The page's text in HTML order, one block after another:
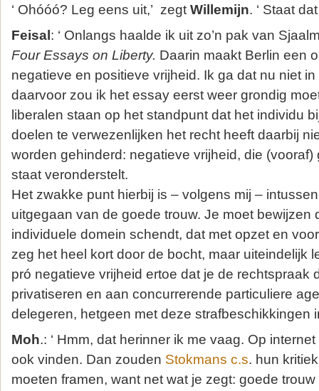
‘ Ohóóó? Leg eens uit,’ zegt Willemijn. ‘ Staat
Feisal : ‘ Onlangs haalde ik uit zo’n pak van
Four Essays on Liberty. Daarin maakt Berlin een
negatieve en positieve vrijheid. Ik ga dat nu niet
daarvoor zou ik het essay eerst weer grondig
liberalen staan op het standpunt dat het individu
doelen te verwezenlijken het recht heeft daarbij
worden gehinderd: negatieve vrijheid, die
staat veronderstelt.
Het zwakke punt hierbij is – volgens mij –
uitgegaan van de goede trouw. Je moet bewijzen
individuele domein schendt, dat met opzet en
zeg het heel kort door de bocht, maar uiteindelijk
pró negatieve vrijheid ertoe dat je de rechtspraak
privatiseren en aan concurrerende particuliere
delegeren, hetgeen met deze strafbeschikkingen
Moh.: ‘ Hmm, dat herinner ik me vaag. Op
ook vinden. Dan zouden Stokmans c.s. hun
moeten framen, want net wat je zegt: goede